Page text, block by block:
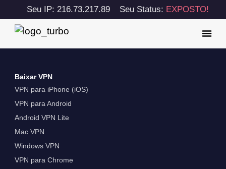
Seu IP: 216.73.217.89 Seu Status: EXPOSTO!
Baixar VPN
VPN para iPhone (iOS)
VPN para Android
Android VPN Lite
Mac VPN
Windows VPN
VPN para Chrome